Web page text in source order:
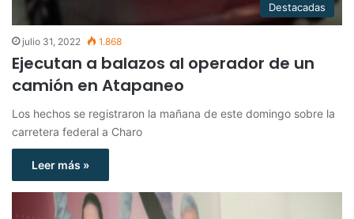
Destacadas
julio 31, 2022 1.868
Ejecutan a balazos al operador de un
camión en Atapaneo
Los hechos se registraron la mañana de este domingo sobre la
carretera federal a Charo
Leer más »